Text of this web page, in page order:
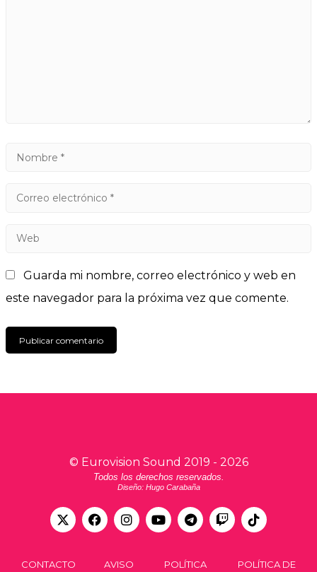
Guarda mi nombre, correo electrónico y web en
este navegador para la próxima vez que comente.
© Eurovision Sound 2019 - 2026
Todos los derechos reservados.
Diseño: Hugo Carabaña
CONTACTO AVISO POLÍTICA POLÍTICA DE